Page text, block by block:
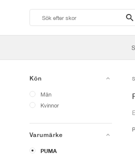
Kön
Män
Kvinnor
Varumärke
PUMA